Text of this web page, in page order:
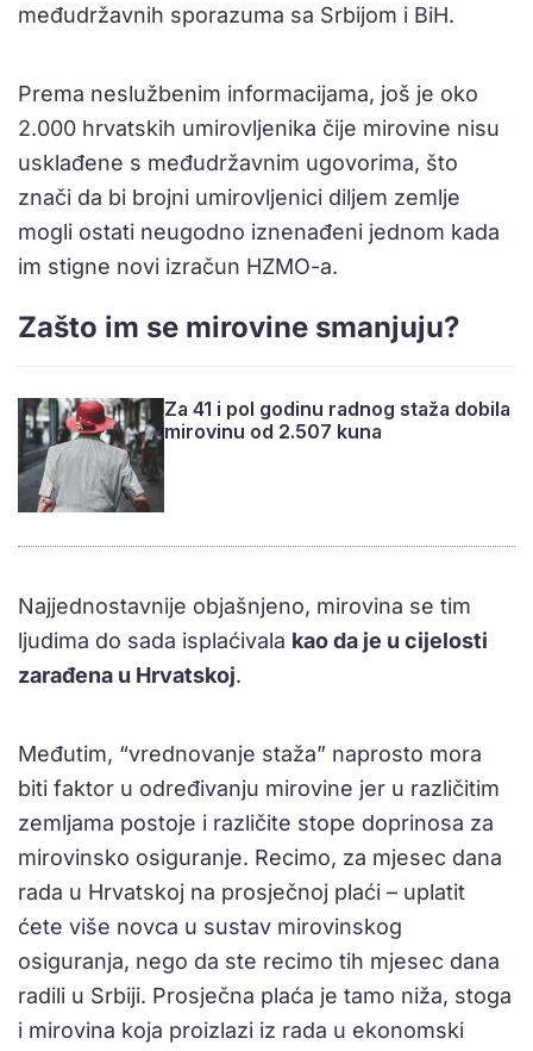
međudržavnih sporazuma sa Srbijom i BiH.
Prema neslužbenim informacijama, još je oko
2.000 hrvatskih umirovljenika čije mirovine nisu
usklađene s međudržavnim ugovorima, što
znači da bi brojni umirovljenici diljem zemlje
mogli ostati neugodno iznenađeni jednom kada
im stigne novi izračun HZMO-a.
Zašto im se mirovine smanjuju?
Za 41 i pol godinu radnog staža dobila
mirovinu od 2.507 kuna
Najjednostavnije objašnjeno, mirovina se tim
ljudima do sada isplaćivala kao da je u cijelosti
zarađena u Hrvatskoj.
Međutim, “vrednovanje staža” naprosto mora
biti faktor u određivanju mirovine jer u različitim
zemljama postoje i različite stope doprinosa za
mirovinsko osiguranje. Recimo, za mjesec dana
rada u Hrvatskoj na prosječnoj plaći – uplatit
ćete više novca u sustav mirovinskog
osiguranja, nego da ste recimo tih mjesec dana
radili u Srbiji. Prosječna plaća je tamo niža, stoga
i mirovina koja proizlazi iz rada u ekonomski